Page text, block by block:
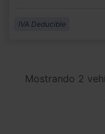
IVA Deducible
Mostrando 2